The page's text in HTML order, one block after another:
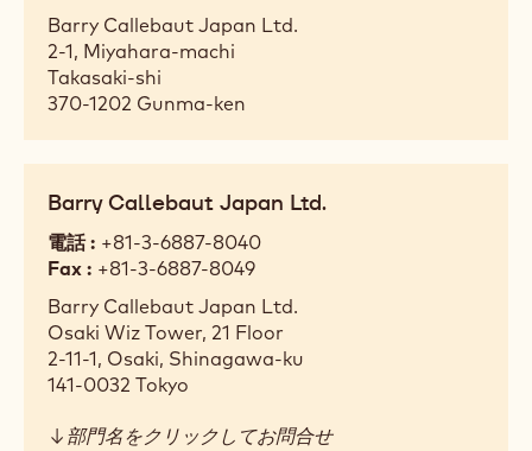
Barry Callebaut Japan Ltd.
2-1, Miyahara-machi
Takasaki-shi
370-1202 Gunma-ken
Barry Callebaut Japan Ltd.
電話
+81-3-6887-8040
Fax
+81-3-6887-8049
Barry Callebaut Japan Ltd.
Osaki Wiz Tower, 21 Floor
2-11-1, Osaki, Shinagawa-ku
141-0032 Tokyo
↓部門名をクリックしてお問合せ